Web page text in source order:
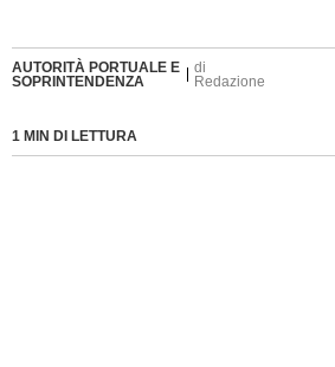
AUTORITÀ PORTUALE E
SOPRINTENDENZA
di
Redazione
1 MIN DI LETTURA